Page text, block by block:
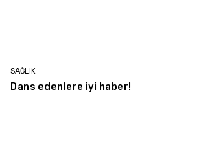
SAĞLIK
Dans edenlere iyi haber!